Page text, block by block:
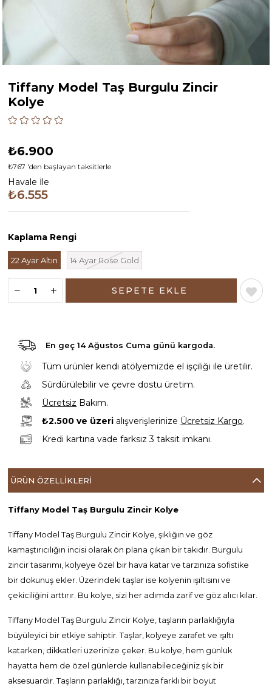
Tiffany Model Taş Burgulu Zincir
Kolye
₺6.900
₺767 'den başlayan taksitlerle
Havale İle
₺6.555
Kaplama Rengi
22 Ayar Altın 14 Ayar Rose Gold
En geç 14 Ağustos Cuma günü kargoda.
Tüm ürünler kendi atölyemizde el işçiliği ile üretilir.
Sürdürülebilir ve çevre dostu üretim.
Ücretsiz Bakım.
₺2.500 ve üzeri alışverişlerinize Ücretsiz Kargo.
Kredi kartına vade farksız 3 taksit imkanı.
ÜRÜN ÖZELLIKLERI
Tiffany Model Taş Burgulu Zincir Kolye
Tiffany Model Taş Burgulu Zincir Kolye, şıklığın ve göz
kamaştırıcılığın incisi olarak ön plana çıkan bir takıdır. Burgulu
zincir tasarımı, kolyeye özel bir hava katar ve tarzınıza sofistike
bir dokunuş ekler. Üzerindeki taşlar ise kolyenin ışıltısını ve
çekiciliğini arttırır. Bu kolye, sizi her adımda zarif ve göz alıcı kılar.
Tiffany Model Taş Burgulu Zincir Kolye, taşların parlaklığıyla
büyüleyici bir etkiye sahiptir. Taşlar, kolyeye zarafet ve ışıltı
katarken, dikkatleri üzerinize çeker. Bu kolye, hem günlük
hayatta hem de özel günlerde kullanabileceğiniz şık bir
aksesuardır. Taşların parlaklığı, tarzınıza farklı bir boyut